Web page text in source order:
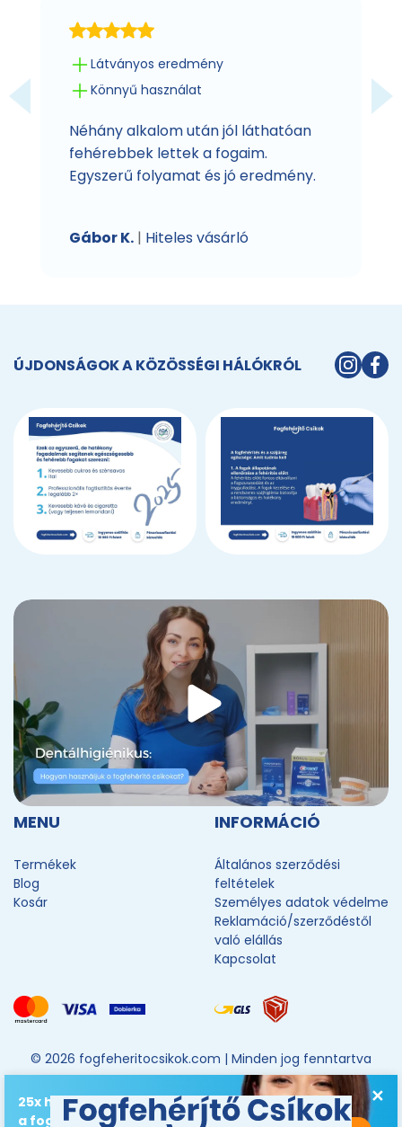
✕
25x hatékonyabb, mint
a fogfehérítő
Látványos eredmény
Könnyű használat
Néhány alkalom után jól láthatóan
fehérebbek lettek a fogaim.
Egyszerű folyamat és jó eredmény.
Gábor K. | Hiteles vásárló
ÚJDONSÁGOK A KÖZÖSSÉGI HÁLÓKRÓL
MENU
Termékek
Blog
Kosár
INFORMÁCIÓ
Általános szerződési
feltételek
Személyes adatok védelme
Reklamáció/szerződéstől
való elállás
Kapcsolat
© 2026 fogfeheritocsikok.com | Minden jog fenntartva